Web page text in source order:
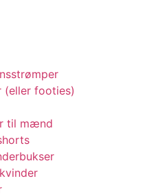
(eller footies)
til mænd